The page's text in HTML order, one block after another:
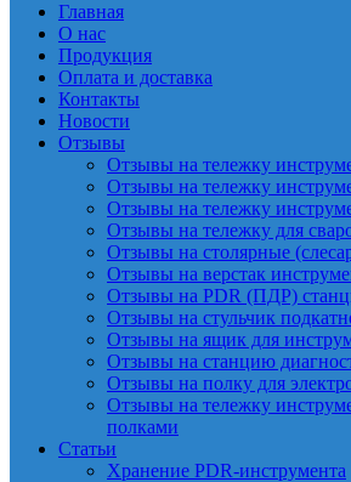
Главная
О нас
Продукция
Оплата и доставка
Контакты
Новости
Отзывы
Отзывы на тележку
Отзывы на тележку
Отзывы на тележку
Отзывы на тележку для
Отзывы на столярные
Отзывы на верстак
Отзывы на PDR (ПДР)
Отзывы на стульчик
Отзывы на ящик для
Отзывы на станцию
Отзывы на полку для
Отзывы на тележку
полками
Статьи
Хранение PDR-инструмента